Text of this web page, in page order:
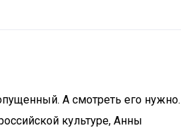
А смотреть его нужно.
культуре, Анны